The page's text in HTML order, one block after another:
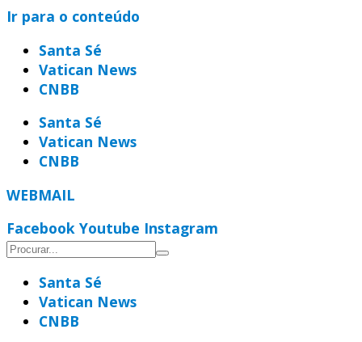
Ir para o conteúdo
Santa Sé
Vatican News
CNBB
Santa Sé
Vatican News
CNBB
WEBMAIL
Facebook Youtube Instagram
Santa Sé
Vatican News
CNBB